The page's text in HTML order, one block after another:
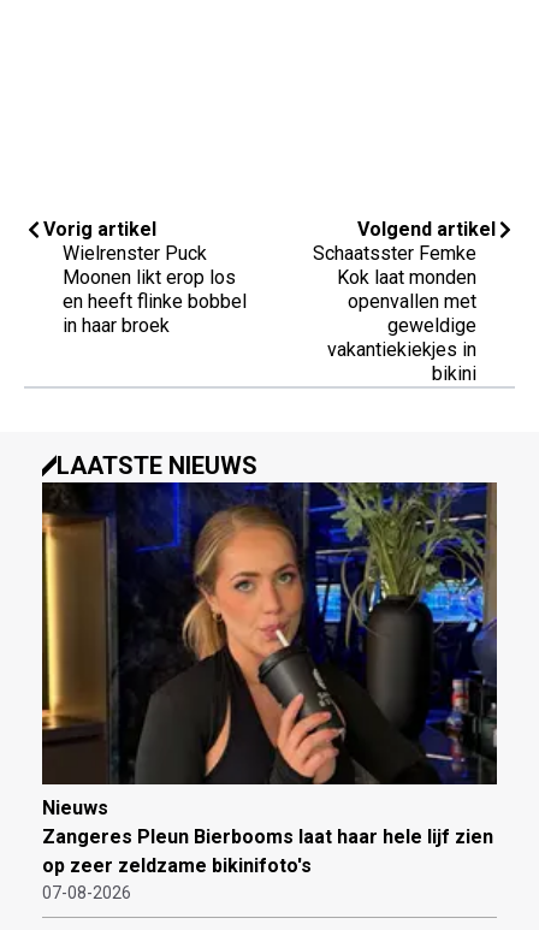
Vorig artikel
Wielrenster Puck
Moonen likt erop los
en heeft flinke bobbel
in haar broek
Volgend artikel
Schaatsster Femke
Kok laat monden
openvallen met
geweldige
vakantiekiekjes in
bikini
LAATSTE NIEUWS
Nieuws
Zangeres Pleun Bierbooms laat haar hele lijf zien
op zeer zeldzame bikinifoto's
07-08-2026